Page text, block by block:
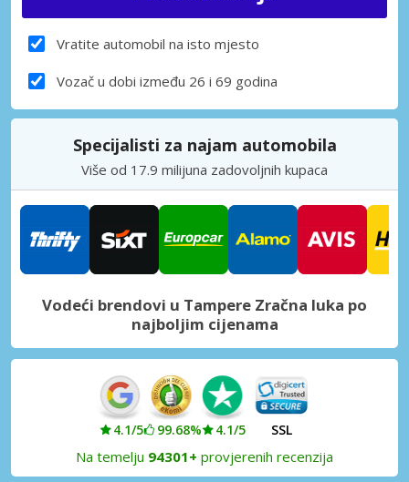
Vratite automobil na isto mjesto
Vozač u dobi između 26 i 69 godina
Specijalisti za najam automobila
Više od 17.9 milijuna zadovoljnih kupaca
Vodeći brendovi u Tampere Zračna luka po
najboljim cijenama
4.1/5 99.68% 4.1/5 SSL
Na temelju 94301+ provjerenih recenzija